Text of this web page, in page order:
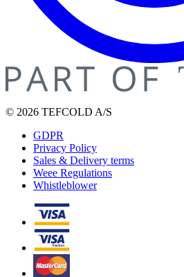
© 2026 TEFCOLD A/S
GDPR
Privacy Policy
Sales & Delivery terms
Weee Regulations
Whistleblower